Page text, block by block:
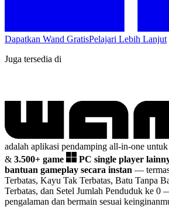
Dapatkan Wand GratisPelajari Lebih Lanjut
Juga tersedia di
adalah aplikasi pendamping all-in-one untuk
& 3.500+ game PC single player
bantuan gameplay secara instan —
Terbatas, Kayu Tak Terbatas, Batu Tanpa
Terbatas, dan Setel Jumlah Penduduk ke 0
pengalaman dan bermain sesuai